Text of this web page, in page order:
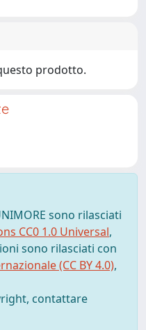
prodotto.
sono rilasciati
CC0 1.0 Universal,
sono rilasciati con
(CC BY 4.0),
contattare